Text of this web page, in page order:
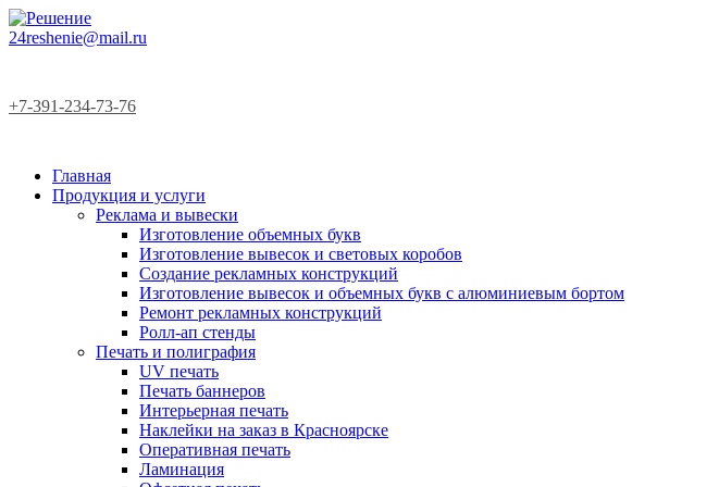
24reshenie@mail.ru
+7-391-234-73-76
Главная
Продукция и услуги
Реклама и вывески
Изготовление объемных букв
Изготовление вывесок и световых коробов
Создание рекламных конструкций
Изготовление вывесок и объемных букв с алюминиевым бортом
Ремонт рекламных конструкций
Ролл-ап стенды
Печать и полиграфия
UV печать
Печать баннеров
Интерьерная печать
Наклейки на заказ в Красноярске
Оперативная печать
Ламинация